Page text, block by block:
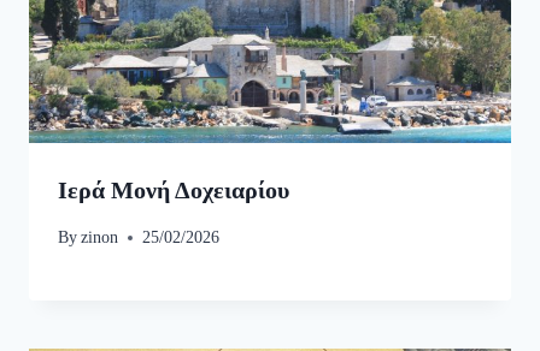
Ιερά Μονή Δοχειαρίου
Byzinon 25/02/2026